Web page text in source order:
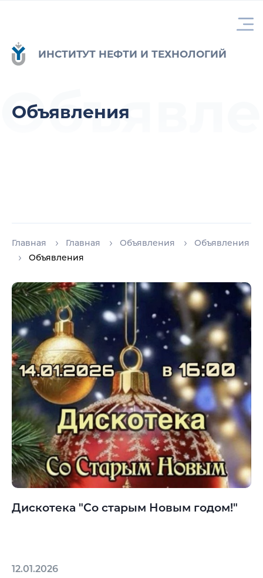
ИНСТИТУТ НЕФТИ И ТЕХНОЛОГИЙ
Объявления
Главная Главная Объявления
Объявления
Объявления
Дискотека "Со старым Новым годом!"
12.01.2026